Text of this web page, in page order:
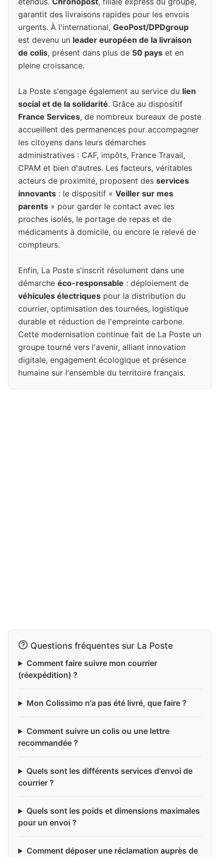
garantit des livraisons rapides pour les envois
urgents. À l'international, GeoPost/DPDgroup
est devenu un leader européen de la livraison
de colis, présent dans plus de 50 pays et en
pleine croissance.
La Poste s'engage également au service du lien
social et de la solidarité. Grâce au dispositif
France Services, de nombreux bureaux de poste
accueillent des permanences pour accompagner
les citoyens dans leurs démarches
administratives : CAF, impôts, France Travail,
CPAM et bien d'autres. Les facteurs, véritables
acteurs de proximité, proposent des services
innovants : le dispositif « Veiller sur mes
parents » pour garder le contact avec les
proches isolés, le portage de repas et de
médicaments à domicile, ou encore le relevé de
compteurs.
Enfin, La Poste s'inscrit résolument dans une
démarche éco-responsable : déploiement de
véhicules électriques pour la distribution du
courrier, optimisation des tournées, logistique
durable et réduction de l'empreinte carbone.
Cette modernisation continue fait de La Poste un
groupe tourné vers l'avenir, alliant innovation
digitale, engagement écologique et présence
humaine sur l'ensemble du territoire français.
Questions fréquentes sur La Poste
Comment faire suivre mon courrier
(réexpédition) ?
Mon Colissimo n'a pas été livré, que faire ?
Comment suivre un colis ou une lettre
recommandée ?
Quels sont les différents services d'envoi de
courrier ?
Quels sont les poids et dimensions maximales
pour un envoi ?
Comment déposer une réclamation auprès de